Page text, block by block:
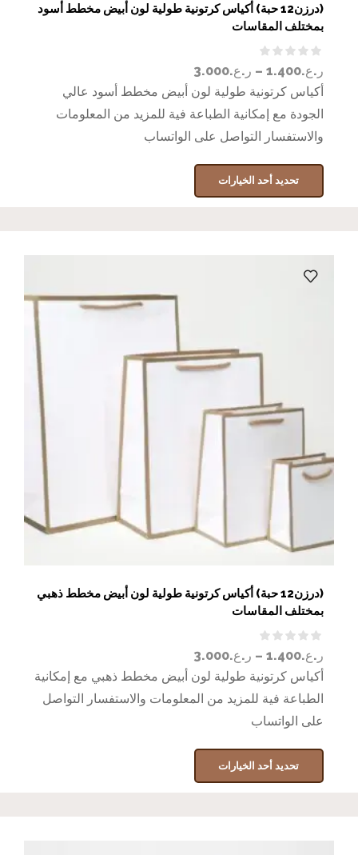
(درزن12 حبة) أكياس كرتونية طولية لون أبيض مخطط أسود
بمختلف المقاسات
ر.ع.1.400
– ر.ع.3.000
أكياس كرتونية طولية لون أبيض مخطط أسود عالي
الجودة مع إمكانية الطباعة فية للمزيد من المعلومات
والاستفسار التواصل على الواتساب
تحديد أحد الخيارات
(درزن12 حبة) أكياس كرتونية طولية لون أبيض مخطط ذهبي
بمختلف المقاسات
ر.ع.1.400
– ر.ع.3.000
أكياس كرتونية طولية لون أبيض مخطط ذهبي مع إمكانية
الطباعة فية للمزيد من المعلومات والاستفسار التواصل
على الواتساب
تحديد أحد الخيارات